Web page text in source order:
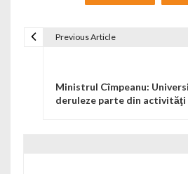
Previous Article
Ministrul Cîmpeanu:
deruleze parte din activităţi